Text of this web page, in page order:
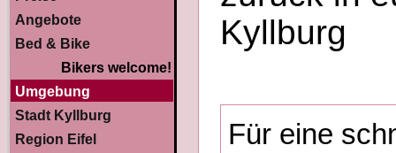
Angebote
Bed & Bike
Bikers welcome!
Umgebung
Stadt Kyllburg
Region Eifel
Kyllburg
Für eine